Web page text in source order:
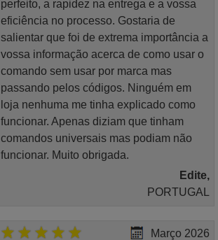
perfeito, a rapidez na entrega e a vossa
eficiência no processo. Gostaria de
salientar que foi de extrema importância a
vossa informação acerca de como usar o
comando sem usar por marca mas
passando pelos códigos. Ninguém em
loja nenhuma me tinha explicado como
funcionar. Apenas diziam que tinham
comandos universais mas podiam não
funcionar. Muito obrigada.
Edite,
PORTUGAL
Março 2026